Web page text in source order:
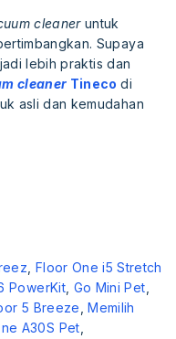
cleaneruntuk
Supaya
lebih praktis dan
cleaner Tineco di
asli dan kemudahan
, Floor One i5 Stretch
PowerKit, Go Mini Pet,
5 Breeze,Memilih
A30S Pet,